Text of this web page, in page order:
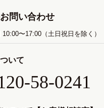
問い合わせ
〜17:00（土日祝日を除く）
いて
58-0241